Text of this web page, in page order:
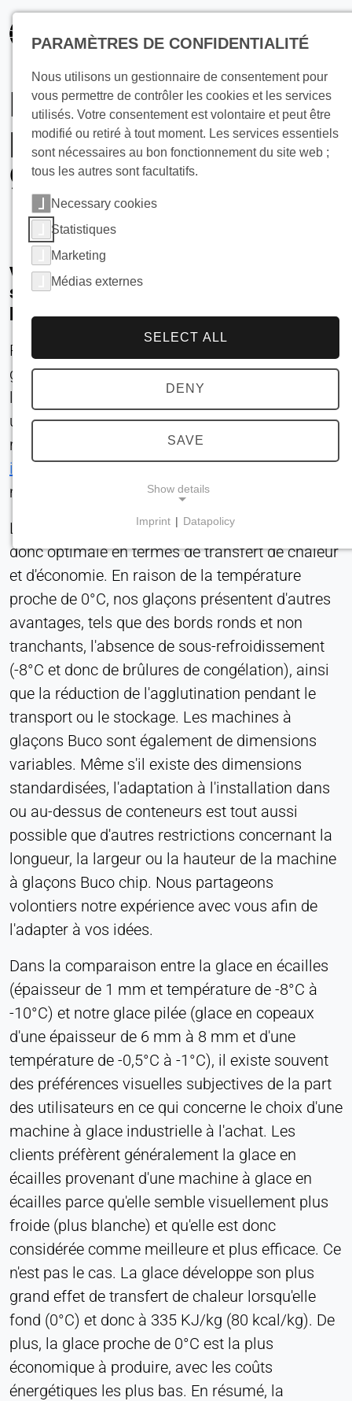
principal
Présenter vos
produits sur de la
glace ?
Vous souhaitez présenter vos produits
sur de la glace pendant une longue
période ?
Pour cela, vous avez besoin de morceaux de
glace flexible, non sous-refroidie, qui transfèrent
la puissance de refroidissement lentement, sur
une plus longue période. Nous vous
recommandons notre
machine à glace
industrielle, qui produit des morceaux de glace à
moitié prix.
La glace de la machine à glaçons BUCO est
donc optimale en termes de transfert de chaleur
et d'économie. En raison de la température
proche de 0°C, nos glaçons présentent d'autres
avantages, tels que des bords ronds et non
tranchants, l'absence de sous-refroidissement
(-8°C et donc de brûlures de congélation), ainsi
que la réduction de l'agglutination pendant le
transport ou le stockage. Les machines à
glaçons Buco sont également de dimensions
variables. Même s'il existe des dimensions
standardisées, l'adaptation à l'installation dans
ou au-dessus de conteneurs est tout aussi
possible que d'autres restrictions concernant la
longueur, la largeur ou la hauteur de la machine
à glaçons Buco chip. Nous partageons
volontiers notre expérience avec vous afin de
l'adapter à vos idées.
Dans la comparaison entre la glace en écailles
(épaisseur de 1 mm et température de -8°C à
-10°C) et notre glace pilée (glace en copeaux
d'une épaisseur de 6 mm à 8 mm et d'une
température de -0,5°C à -1°C), il existe souvent
des préférences visuelles subjectives de la part
des utilisateurs en ce qui concerne le choix d'une
machine à glace industrielle à l'achat. Les
clients préfèrent généralement la glace en
écailles provenant d'une machine à glace en
écailles parce qu'elle semble visuellement plus
froide (plus blanche) et qu'elle est donc
considérée comme meilleure et plus efficace. Ce
n'est pas le cas. La glace développe son plus
grand effet de transfert de chaleur lorsqu'elle
fond (0°C) et donc à 335 KJ/kg (80 kcal/kg). De
plus, la glace proche de 0°C est la plus
économique à produire, avec les coûts
énergétiques les plus bas. En résumé, la
PARAMÈTRES DE CONFIDENTIALITÉ
Nous utilisons un gestionnaire de consentement pour
vous permettre de contrôler les cookies et les services
utilisés. Votre consentement est volontaire et peut être
modifié ou retiré à tout moment. Les services essentiels
sont nécessaires au bon fonctionnement du site web ;
tous les autres sont facultatifs.
Necessary cookies
Statistiques
Marketing
Médias externes
SELECT ALL
DENY
SAVE
Show details
Requis pour les fonctionnalités essentielles du site
web, telles que la navigation et l'enregistrement
des préférences en matière de protection de la vie
privée. Ces cookies ne peuvent pas être
désactivés.
cookie_consentement
consentement
Provider:
Heat Transfer Technology
Purpose:
Stocke vos paramètres de confidentialité
Cookie duration:
1 an
STATISTIQUES
est utilisé et pour améliorer les performances et la
convivialité. Les données sont traitées de manière
anonyme.
Matomo
Heat Transfer Technology
Statistiques
Cookie duration:
Session
MARKETING
Utilisées pour mesurer l'efficacité du marketing et
identifier les visiteurs liés à l'entreprise.
LinkedIn
bcookie, li_gc, lidc
Imprint | Datapolicy